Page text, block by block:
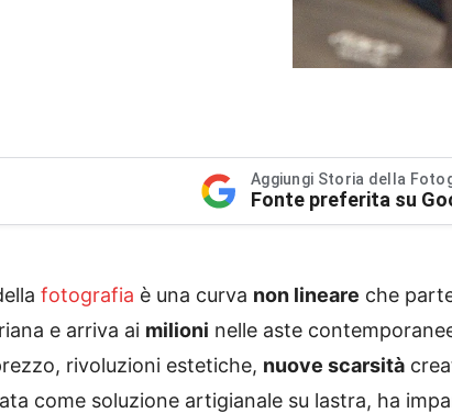
Aggiungi Storia della
Fonte preferita su
fotografia è una curva non lineare che
e arriva ai milioni nelle aste
rivoluzioni estetiche, nuove scarsità
come soluzione artigianale su lastra, ha